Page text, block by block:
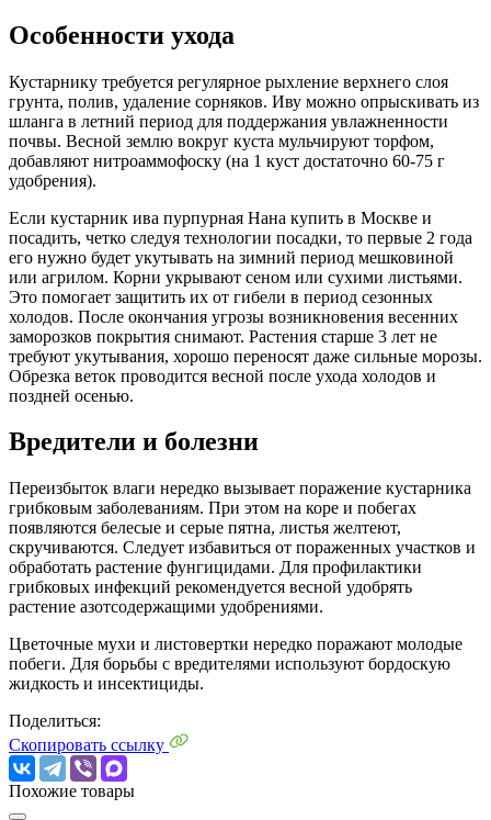
Особенности ухода
Кустарнику требуется регулярное рыхление верхнего слоя
грунта, полив, удаление сорняков. Иву можно опрыскивать из
шланга в летний период для поддержания увлажненности
почвы. Весной землю вокруг куста мульчируют торфом,
добавляют нитроаммофоску (на 1 куст достаточно 60-75 г
удобрения).
Если кустарник ива пурпурная Нана купить в Москве и
посадить, четко следуя технологии посадки, то первые 2 года
его нужно будет укутывать на зимний период мешковиной
или агрилом. Корни укрывают сеном или сухими листьями.
Это помогает защитить их от гибели в период сезонных
холодов. После окончания угрозы возникновения весенних
заморозков покрытия снимают. Растения старше 3 лет не
требуют укутывания, хорошо переносят даже сильные морозы.
Обрезка веток проводится весной после ухода холодов и
поздней осенью.
Вредители и болезни
Переизбыток влаги нередко вызывает поражение кустарника
грибковым заболеваниям. При этом на коре и побегах
появляются белесые и серые пятна, листья желтеют,
скручиваются. Следует избавиться от пораженных участков и
обработать растение фунгицидами. Для профилактики
грибковых инфекций рекомендуется весной удобрять
растение азотсодержащими удобрениями.
Цветочные мухи и листовертки нередко поражают молодые
побеги. Для борьбы с вредителями используют бордоскую
жидкость и инсектициды.
Поделиться:
Скопировать ссылку
Похожие товары